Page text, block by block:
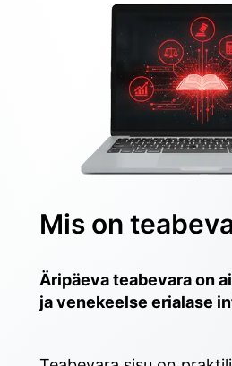
Mis on
Äripäeva teabevara on
ja venekeelse erialase